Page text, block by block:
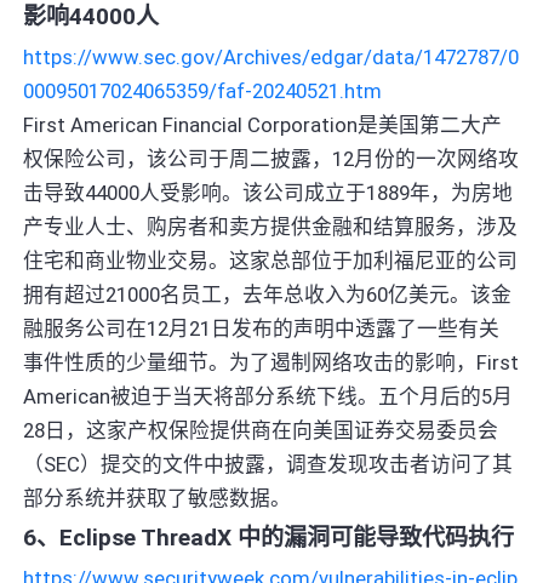
影响44000人
https://www.sec.gov/Archives/edgar/data/1472787/0
00095017024065359/faf-20240521.htm
First American Financial Corporation是美国第二大产
权保险公司，该公司于周二披露，12月份的一次网络攻
击导致44000人受影响。该公司成立于1889年，为房地
产专业人士、购房者和卖方提供金融和结算服务，涉及
住宅和商业物业交易。这家总部位于加利福尼亚的公司
拥有超过21000名员工，去年总收入为60亿美元。该金
融服务公司在12月21日发布的声明中透露了一些有关
事件性质的少量细节。为了遏制网络攻击的影响，First
American被迫于当天将部分系统下线。五个月后的5月
28日，这家产权保险提供商在向美国证券交易委员会
（SEC）提交的文件中披露，调查发现攻击者访问了其
部分系统并获取了敏感数据。
6、Eclipse ThreadX 中的漏洞可能导致代码执行
https://www.securityweek.com/vulnerabilities-in-eclip